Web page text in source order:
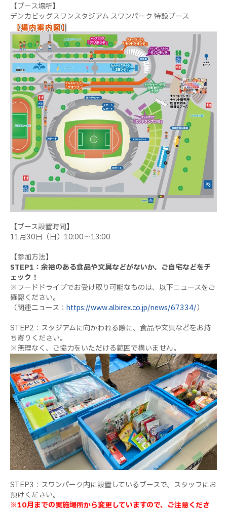
【ブース場所】
デンカビッグスワンスタジアム スワンパーク 特設ブース
【ブース設置時間】
11月30日（日）10:00～13:00
【参加方法】
STEP1：余裕のある食品や文具などがないか、ご自宅などをチ
ェック！
※フードドライブでお受け取り可能なものは、以下ニュースをご
確認ください。
（関連ニュース： https://www.albirex.co.jp/news/67334/）
STEP2：スタジアムに向かわれる際に、食品や文具などをお持
ち寄りください。
※無理なく、ご協力をいただける範囲で構いません。
STEP3：スワンパーク内に設置しているブースで、スタッフにお
預けください。
※10月までの実施場所から変更していますので、ご注意くださ